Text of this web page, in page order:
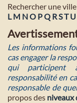
Rechercher une
L M NO PQ RST U
Les informations
cas engager la
qui participent
responsabilité en
responsable de
propos des niveaux